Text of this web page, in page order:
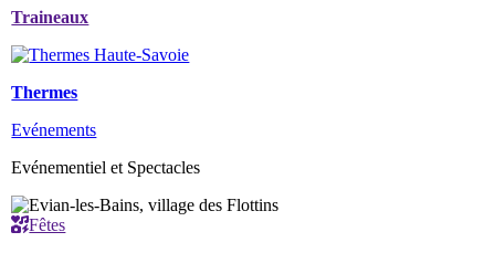
Traineaux
Thermes
Evénements
Evénementiel et Spectacles
Fêtes